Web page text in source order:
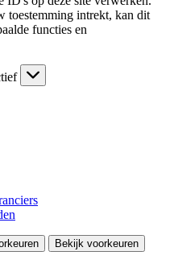
toestemming intrekt, kan dit
functies en
Bekijk voorkeuren